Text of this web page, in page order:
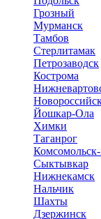
Грозный
Мурманск
Тамбов
Стерлитамак
Петрозаводск
Кострома
Йошкар-Ола
Химки
Таганрог
Сыктывкар
Нижнекамск
Нальчик
Шахты
Дзержинск